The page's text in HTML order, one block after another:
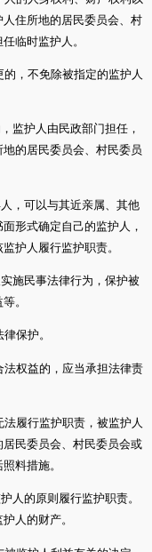
住所地的居民委员会、村
临时监护人。
，不免除被指定的监护人
监护人由民政部门担任，
的居民委员会、村民委员
，可以与其近亲属、其他
形式确定自己的监护人，
护人履行监护职责。
施民事法律行为，保护被
。
保护。
权益的，应当承担法律责
履行监护职责，被监护人
民委员会、村民委员会或
料措施。
人的原则履行监护职责。
人的财产。